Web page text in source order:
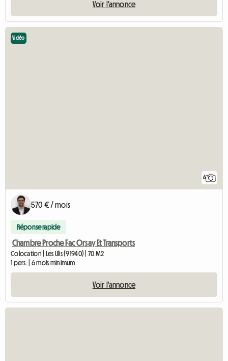
Voir l'annonce
6
Vidéo
570 € / mois
Réponse rapide
Chambre Proche Fac Orsay Et Transports
Colocation | Les Ulis (91940) | 70 M2
1 pers. | 6 mois minimum
Voir l'annonce